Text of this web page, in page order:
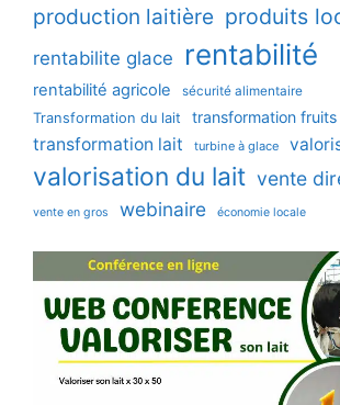
production laitière produits
rentabilite glace
rentabilité
rentabilité agricole sécurité alimentaire
Transformation du lait transformation fruits
transformation lait turbine à glace
valorisation du lait vente
vente en gros webinaire économie locale